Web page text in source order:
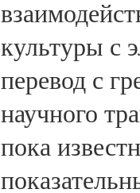
культуры с
перевод с
научного
пока